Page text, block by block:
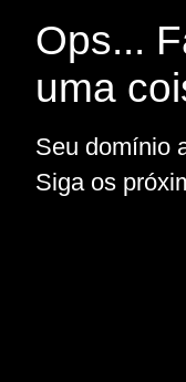
Ops...
uma
Seu domínio
Siga os